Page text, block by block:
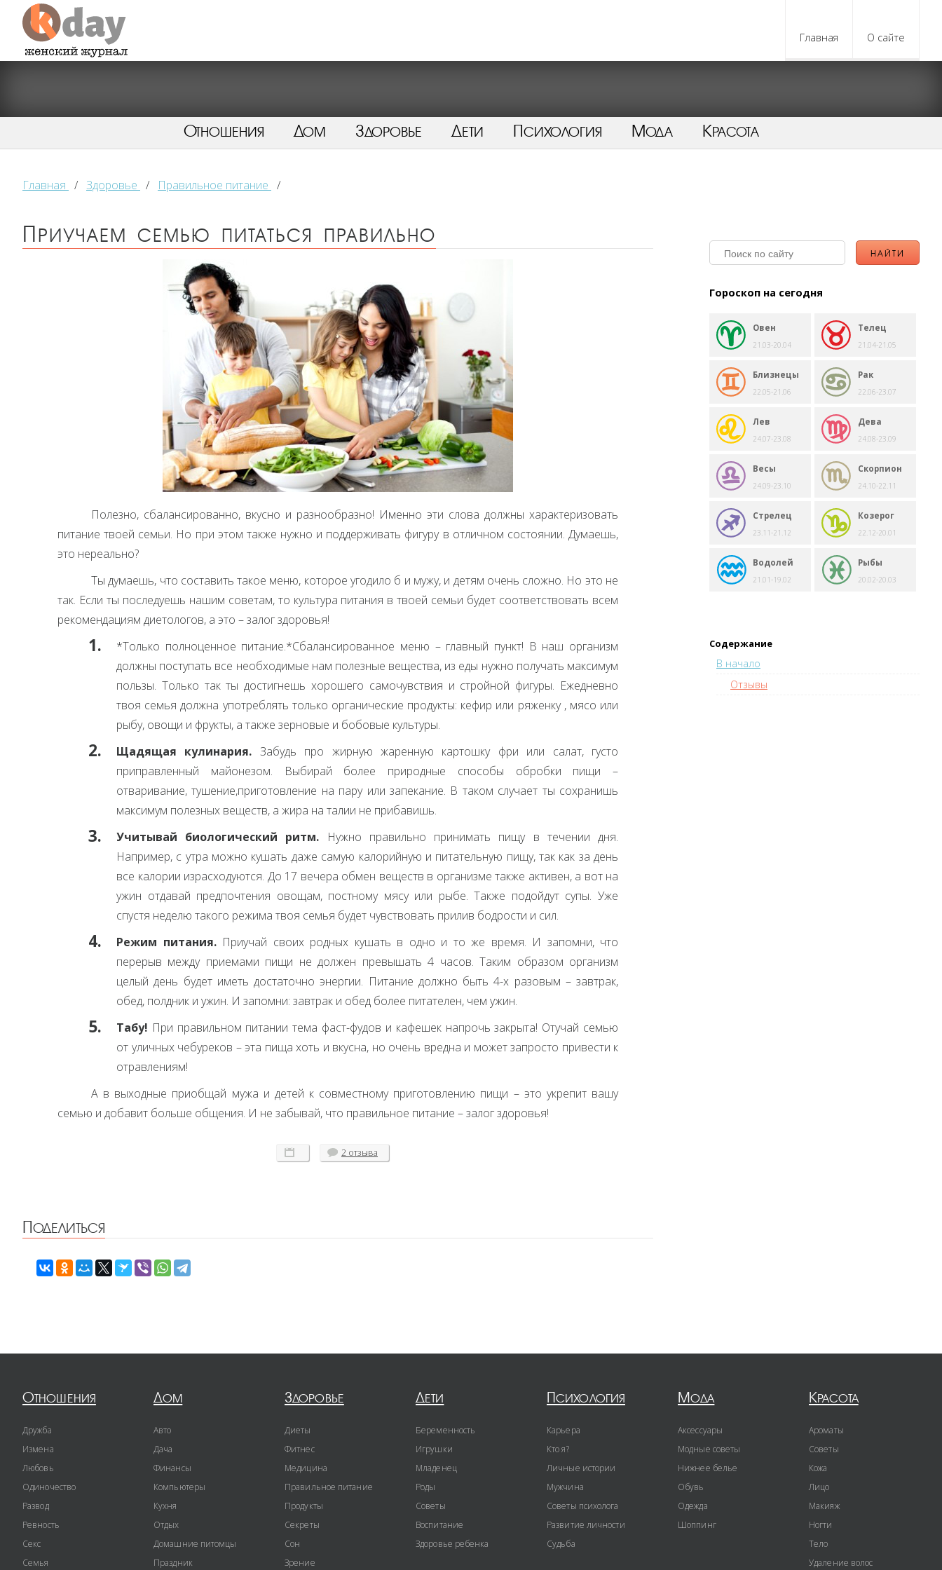
Главная О сайте
Отношения Дом Здоровье Дети Психология Мода Красота
Главная / Здоровье / Правильное питание /
Приучаем семью питаться правильно
Полезно, сбалансированно, вкусно и разнообразно! Именно эти слова должны характеризовать
питание твоей семьи. Но при этом также нужно и поддерживать фигуру в отличном состоянии. Думаешь,
это нереально?
Ты думаешь, что составить такое меню, которое угодило б и мужу, и детям очень сложно. Но это не
так. Если ты последуешь нашим советам, то культура питания в твоей семьи будет соответствовать всем
рекомендациям диетологов, а это – залог здоровья!
*Только полноценное питание.*Сбалансированное меню – главный пункт! В наш организм
должны поступать все необходимые нам полезные вещества, из еды нужно получать максимум
пользы. Только так ты достигнешь хорошего самочувствия и стройной фигуры. Ежедневно
твоя семья должна употреблять только органические продукты: кефир или ряженку , мясо или
рыбу, овощи и фрукты, а также зерновые и бобовые культуры.
Щадящая кулинария. Забудь про жирную жаренную картошку фри или салат, густо
приправленный майонезом. Выбирай более природные способы обробки пищи –
отваривание, тушение,приготовление на пару или запекание. В таком случает ты сохранишь
максимум полезных веществ, а жира на талии не прибавишь.
Учитывай биологический ритм. Нужно правильно принимать пищу в течении дня.
Например, с утра можно кушать даже самую калорийную и питательную пищу, так как за день
все калории израсходуются. До 17 вечера обмен веществ в организме также активен, а вот на
ужин отдавай предпочтения овощам, постному мясу или рыбе. Также подойдут супы. Уже
спустя неделю такого режима твоя семья будет чувствовать прилив бодрости и сил.
Режим питания.Приучай своих родных кушать в одно и то же время. И запомни, что
перерыв между приемами пищи не должен превышать 4 часов. Таким образом организм
целый день будет иметь достаточно энергии. Питание должно быть 4-х разовым – завтрак,
обед, полдник и ужин. И запомни: завтрак и обед более питателен, чем ужин.
Табу! При правильном питании тема фаст-фудов и кафешек напрочь закрыта! Отучай семью
от уличных чебуреков – эта пища хоть и вкусна, но очень вредна и может запросто привести к
отравлениям!
А в выходные приобщай мужа и детей к совместному приготовлению пищи – это укрепит вашу
семью и добавит больше общения. И не забывай, что правильное питание – залог здоровья!
2 отзыва
Поделиться
Гороскоп на сегодня
Овен
21.03-20.04
Телец
21.04-21.05
Близнецы
22.05-21.06
Рак
22.06-23.07
Лев
24.07-23.08
Дева
24.08-23.09
Весы
24.09-23.10
Скорпион
24.10-22.11
Стрелец
23.11-21.12
Козерог
22.12-20.01
Водолей
21.01-19.02
Рыбы
20.02-20.03
Содержание
В начало
Отзывы
Отношения
Дружба
Измена
Любовь
Одиночество
Развод
Ревность
Секс
Семья
Дом
Авто
Дача
Финансы
Компьютеры
Кухня
Отдых
Домашние питомцы
Праздник
Здоровье
Диеты
Фитнес
Медицина
Правильное питание
Продукты
Секреты
Сон
Зрение
Дети
Беременность
Игрушки
Младенец
Роды
Советы
Воспитание
Здоровье ребенка
Психология
Карьера
Кто я?
Личные истории
Мужчина
Советы психолога
Развитие личности
Судьба
Мода
Аксессуары
Модные советы
Нижнее белье
Обувь
Одежда
Шоппинг
Красота
Ароматы
Советы
Кожа
Лицо
Макияж
Ногти
Тело
Удаление волос